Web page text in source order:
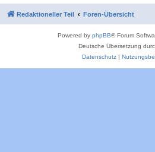
Redaktioneller Teil Foren-Übersicht
Powered by phpBB® Forum
Deutsche Übersetzung
Datenschutz|